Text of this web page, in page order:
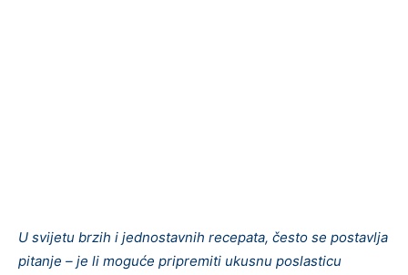
U svijetu brzih i jednostavnih recepata, često se postavlja
pitanje – je li moguće pripremiti ukusnu poslasticu